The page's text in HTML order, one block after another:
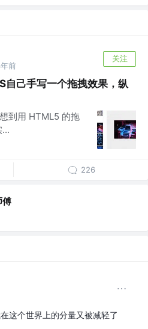
前
关注
自己手写一个拖拽效果，纵
到用 HTML5 的拖
226
傅
这个世界上的分量又被减轻了